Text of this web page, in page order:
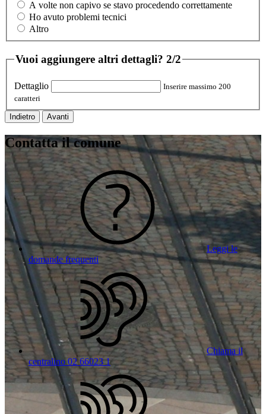
A volte non capivo se stavo procedendo correttamente
Ho avuto problemi tecnici
Altro
Vuoi aggiungere altri dettagli? 2/2
Dettaglio
Inserire massimo 200
caratteri
Indietro Avanti
Contatta il comune
Leggi le
domande frequenti
Chiama il
centralino 02 66023 1